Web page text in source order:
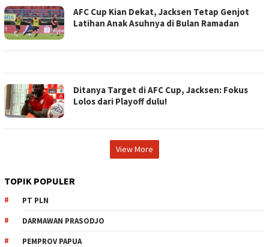
AFC Cup Kian Dekat, Jacksen Tetap Genjot
Latihan Anak Asuhnya di Bulan Ramadan
Ditanya Target di AFC Cup, Jacksen: Fokus
Lolos dari Playoff dulu!
View More
TOPIK POPULER
PT PLN
DARMAWAN PRASODJO
PEMPROV PAPUA